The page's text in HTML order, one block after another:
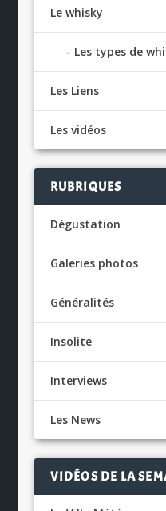
Le whisky
Les types de
Les Liens
Les vidéos
RUBRIQUES
Dégustation
Galeries photos
Généralités
Insolite
Interviews
Les News
VIDÉOS DE LA